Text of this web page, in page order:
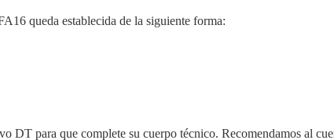
queda establecida de la siguiente forma:
DT para que complete su cuerpo técnico. Recomendamos al